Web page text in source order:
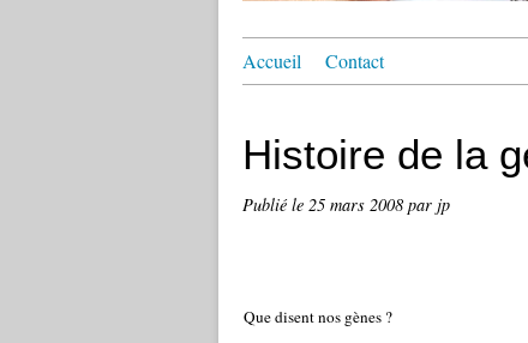
Accueil Contact
Histoire de la
Publié le 25 mars 2008 par jp
Que disent nos gènes ?